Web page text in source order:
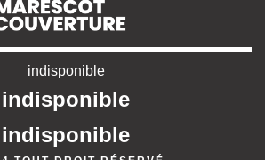
indisponible
indisponible
indisponible